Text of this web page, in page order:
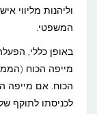
וליהנות מליווי
המשפטי.
באופן כללי,
מייפה הכוח
הכוח. אם מייפה
לכניסתו לתוקף